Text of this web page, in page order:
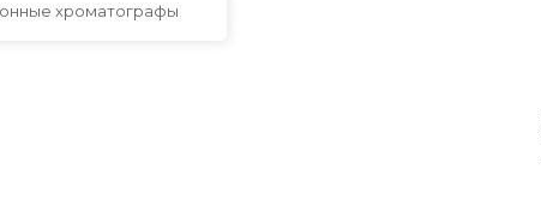
хроматографы